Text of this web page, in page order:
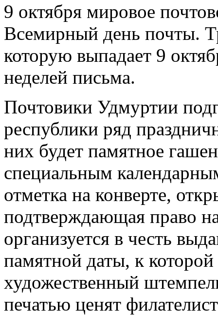
9 октября мировое
Всемирный день почты.
которую выпадает 9
неделей письма.
Почтовики Удмуртии
республики ряд
них будет памятное
специальным
отметка на конверте,
подтверждающая право
организуется в честь
памятной даты, к
художественный
печатью ценят